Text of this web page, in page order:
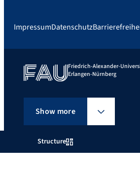
Structure
ImpressumDatenschutz
Friedrich-Alexander-
Erlangen-Nürnberg
Show more